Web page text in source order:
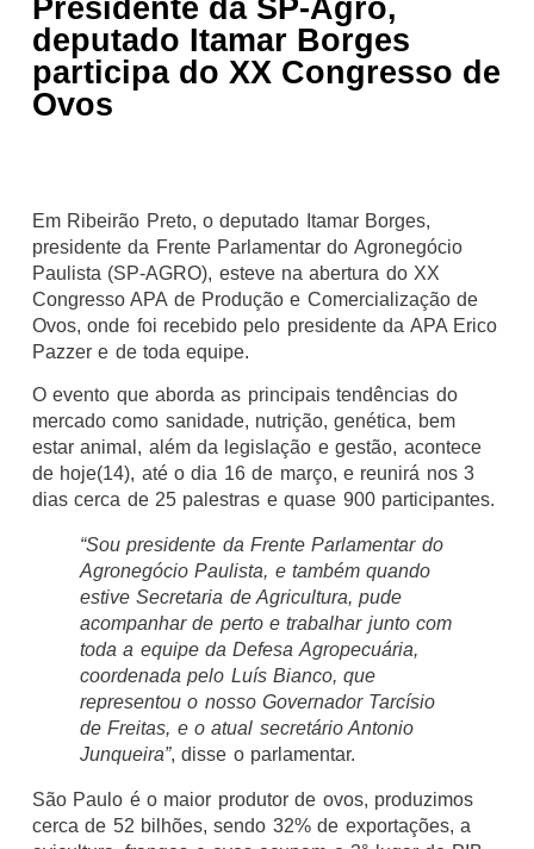
Presidente da SP-Agro,
deputado Itamar Borges
participa do XX Congresso de
Ovos
Em Ribeirão Preto, o deputado Itamar Borges,
presidente da Frente Parlamentar do Agronegócio
Paulista (SP-AGRO), esteve na abertura do XX
Congresso APA de Produção e Comercialização de
Ovos, onde foi recebido pelo presidente da APA Erico
Pazzer e de toda equipe.
O evento que aborda as principais tendências do
mercado como sanidade, nutrição, genética, bem
estar animal, além da legislação e gestão, acontece
de hoje(14), até o dia 16 de março, e reunirá nos 3
dias cerca de 25 palestras e quase 900 participantes.
“Sou presidente da Frente Parlamentar do
Agronegócio Paulista, e também quando
estive Secretaria de Agricultura, pude
acompanhar de perto e trabalhar junto com
toda a equipe da Defesa Agropecuária,
coordenada pelo Luís Bianco, que
representou o nosso Governador Tarcísio
de Freitas, e o atual secretário Antonio
Junqueira”, disse o parlamentar.
São Paulo é o maior produtor de ovos, produzimos
cerca de 52 bilhões, sendo 32% de exportações, a